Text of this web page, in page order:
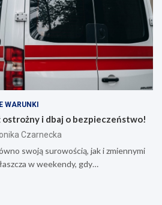
WARUNKI
ostrożny i dbaj o bezpieczeństwo!
Czarnecka
swoją surowością, jak i zmiennymi
w weekendy, gdy…